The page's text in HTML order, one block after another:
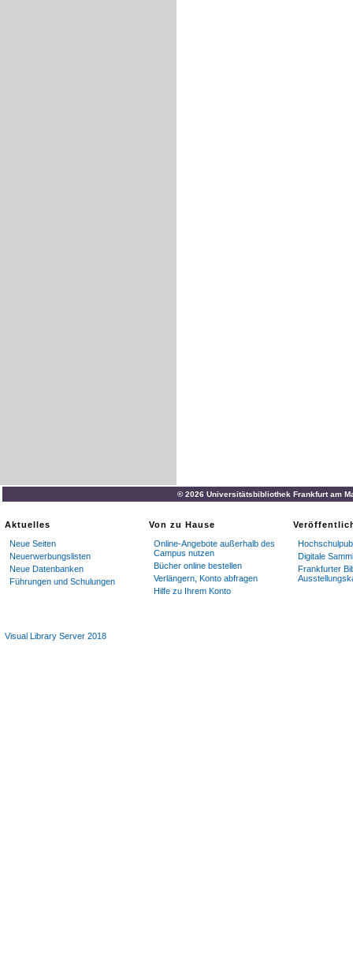
© 2026 Universitätsbibliothek Frankfurt am
Aktuelles
Neue Seiten
Neuerwerbungslisten
Neue Datenbanken
Führungen und Schulungen
Von zu Hause
Online-Angebote außerhalb des
Campus nutzen
Bücher online bestellen
Verlängern, Konto abfragen
Hilfe zu Ihrem Konto
Digitale
Frankfurter
Visual Library Server 2018